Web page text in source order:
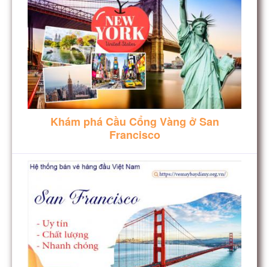
Khám phá Cầu Cổng Vàng ở San
Francisco